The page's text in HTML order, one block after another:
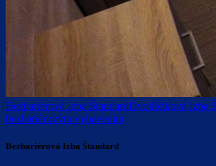
Bezbariérová Izba ŠtandardDvojlôžková Izba
bezbariérovým vybavením
Bezbariérová Izba Štandard